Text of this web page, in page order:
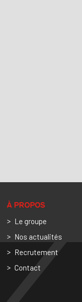
À PROPOS
Le groupe
Nos actualités
Recrutement
Contact